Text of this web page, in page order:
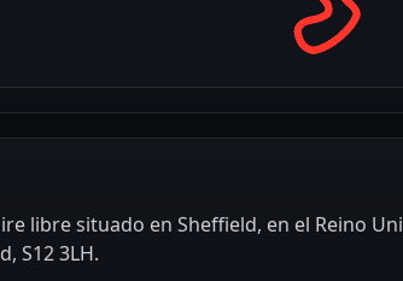
libre situado en Sheffield, en el Reino
S12 3LH.